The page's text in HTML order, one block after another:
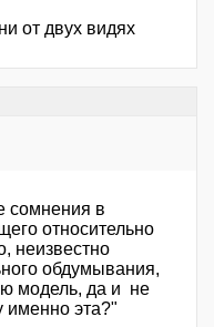
от двух видях
сомнения в
относительно
неизвестно
обдумывания,
модель, да и не
именно эта?"